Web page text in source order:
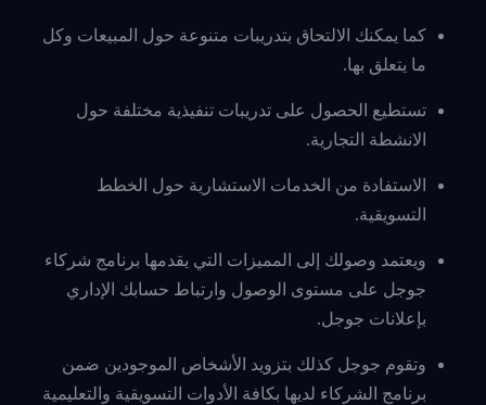
كما يمكنك الالتحاق بتدريبات متنوعة حول المبيعات وكل
ما يتعلق بها.
تستطيع الحصول على تدريبات تنفيذية مختلفة حول
الانشطة التجارية.
الاستفادة من الخدمات الاستشارية حول الخطط
التسويقية.
ويعتمد وصولك إلى المميزات التي يقدمها برنامج شركاء
جوجل على مستوى الوصول وارتباط حسابك الإداري
بإعلانات جوجل.
وتقوم جوجل كذلك بتزويد الأشخاص الموجودين ضمن
برنامج الشركاء لديها بكافة الأدوات التسويقية والتعليمية